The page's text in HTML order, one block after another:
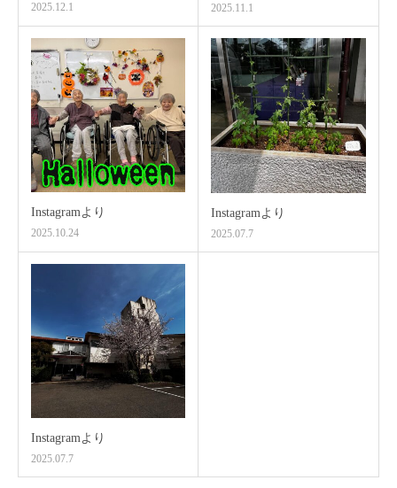
2025.12.1 2025.11.1
Instagramより
2025.10.24
Instagramより
2025.07.7
Instagramより
2025.07.7